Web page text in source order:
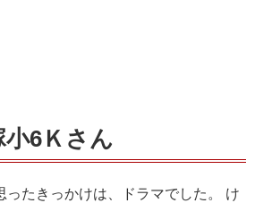
6Ｋさん
ったきっかけは、ドラマでした。 け